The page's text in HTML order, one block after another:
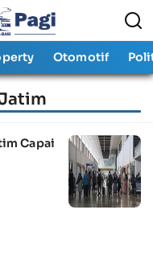
Otomotif
Capai